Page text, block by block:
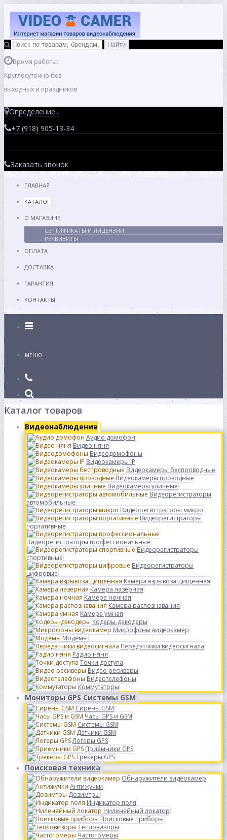
Время работы:
Круглосуточно без
выходных и праздников
Определение...
+7 (918) 905-13-34
Заказать звонок
ГЛАВНАЯ
КАТАЛОГ
О МАГАЗИНЕ
СЕРТИФИКАТЫ И ЛИЦЕНЗИИ
РЕКВИЗИТЫ
ОПЛАТА
ДОСТАВКА
ГАРАНТИЯ
КОНТАКТЫ
Каталог
МЕНЮ
Каталог товаров
Видеонаблюдение
Аудио домофон
Видео няня
Видеодомофоны
Видеокамеры IP
Видеокамеры беспроводные
Видеокамеры проводные
Видеокамеры уличные
Видеорегистраторы
автомобильные
Видеорегистраторы микро
Видеорегистраторы
портативные
Видеорегистраторы профессиональные
Видеорегистраторы
спортивные
Видеорегистраторы
цифровые
Камера взрывозащищенная
Камера лазерная
Камера ночная
Камера распознавания
Камера умная
Кодеры-декодеры
Микрофоны видеокамер
Модемы
Передатчики видеосигнала
Радио няня
Точки доступа
Видео ресиверы
Видеотелефоны
Коммутаторы
Мониторы GPS Системы GSM
Сирены GSM
Часы GPS и GSM
Системы GSM
Датчики GSM
Логеры GPS
Приёмники GPS
Трекеры GPS
Поисковая техника
Обнаружители видеокамер
Антижучки
Дозимтры
Индикатор поля
Ниленейный локатор
Поисковые приборы
Тепловизоры
Частотомеры